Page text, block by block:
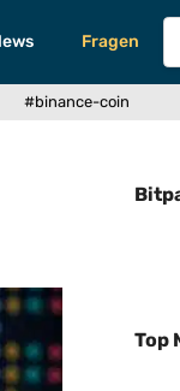
Fragen
#binance-coin
Top